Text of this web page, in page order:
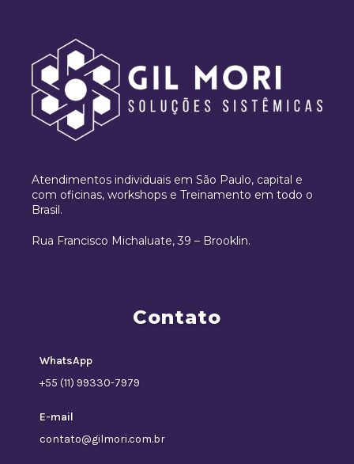
Atendimentos individuais em São Paulo, capital e
com oficinas, workshops e Treinamento em todo o
Brasil.
Rua Francisco Michaluate, 39 – Brooklin.
Contato
WhatsApp
+55 (11) 99330-7979
E-mail
contato@gilmori.com.br